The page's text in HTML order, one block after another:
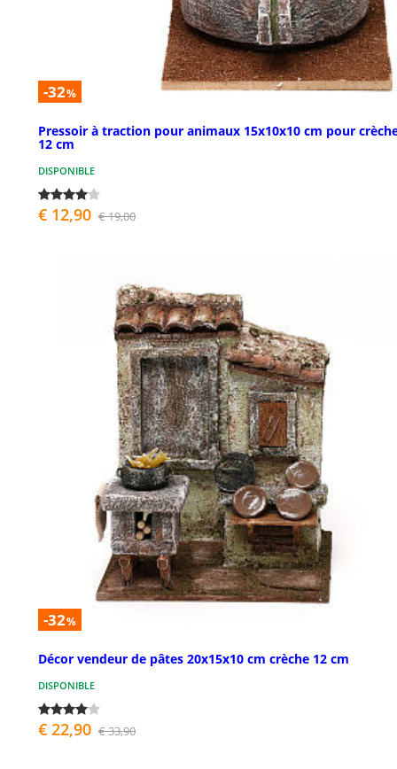
-32%
Pressoir à traction pour animaux 15x10x10 cm pour
12 cm
DISPONIBLE
€ 12,90 € 19,00
-32%
Décor vendeur de pâtes 20x15x10 cm crèche 12 cm
DISPONIBLE
€ 22,90 € 33,90